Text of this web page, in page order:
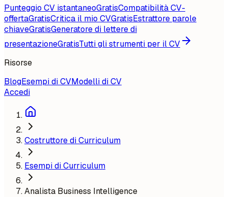
Punteggio CV istantaneoGratisCompatibilità CV-
offertaGratisCritica il mio CVGratisEstrattore parole
chiaveGratisGeneratore di lettere di
presentazioneGratisTutti gli strumenti per il CV
Risorse
BlogEsempi di CVModelli di CV
Accedi
Costruttore di Curriculum
Esempi di Curriculum
Analista Business Intelligence